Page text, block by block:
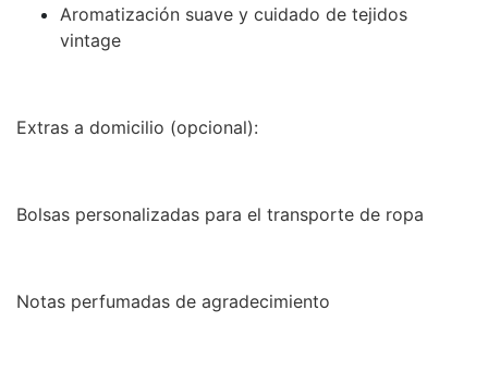
Aromatización suave y cuidado de tejidos
vintage
Extras a domicilio (opcional):
Bolsas personalizadas para el transporte de ropa
Notas perfumadas de agradecimiento